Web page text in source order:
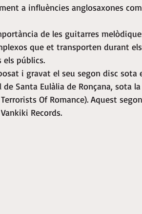
a influències anglosaxones
de les guitarres
que et transporten durant
públics.
i gravat el seu segon disc sota
Santa Eulàlia de Ronçana, sota
Of Romance). Aquest
Records.